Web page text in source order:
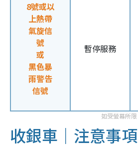
8號或以
上熱帶
氣旋信
號
或
黑色暴
雨警告
信號
暫停服務
收銀車｜注意事項